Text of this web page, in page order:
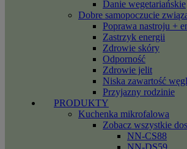
Danie wegetariańskie
Dobre samopoczucie
Poprawa nastroju +
Zastrzyk energii
Zdrowie skóry
Odporność
Zdrowie jelit
Niska zawartość
Przyjazny rodzinie
PRODUKTY
Kuchenka mikrofalowa
Zobacz wszystkie
NN-CS88
NN-DS59